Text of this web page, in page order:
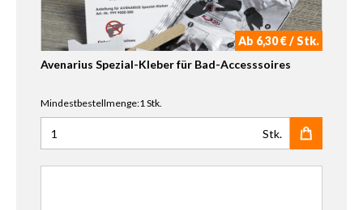
Ab 6,30 € / Stk.
Avenarius Spezial-Kleber für Bad-Accesssoires
Mindestbestellmenge:1 Stk.
Anzahl für Avenarius Spezial-Kleber für Bad-Accesssoires
Stk.